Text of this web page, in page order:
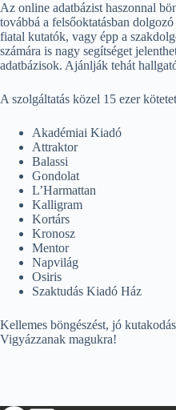
Az online adatbázist haszonnal
továbbá a felsőoktatásban
fiatal kutatók, vagy épp a
számára is nagy segítséget
adatbázisok. Ajánlják tehát
A szolgáltatás közel 15 ezer
Akadémiai Kiadó
Attraktor
Balassi
Gondolat
L’Harmattan
Kalligram
Kortárs
Kronosz
Mentor
Napvilág
Osiris
Szaktudás Kiadó Ház
Kellemes böngészést, jó
Vigyázzanak magukra!